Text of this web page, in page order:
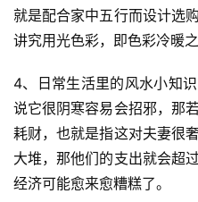
就是配合家中五行而设计选
讲究用光色彩，即色彩冷暖
4、日常生活里的风水小知
说它很阴寒容易会招邪，那
耗财，也就是指这对夫妻很
大堆，那他们的支出就会超
经济可能愈来愈糟糕了。